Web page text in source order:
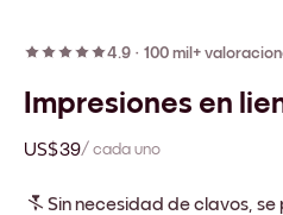
4.9 · 100 mil+
Impresiones en
US$39/ cada uno
Sin necesidad de clavos,